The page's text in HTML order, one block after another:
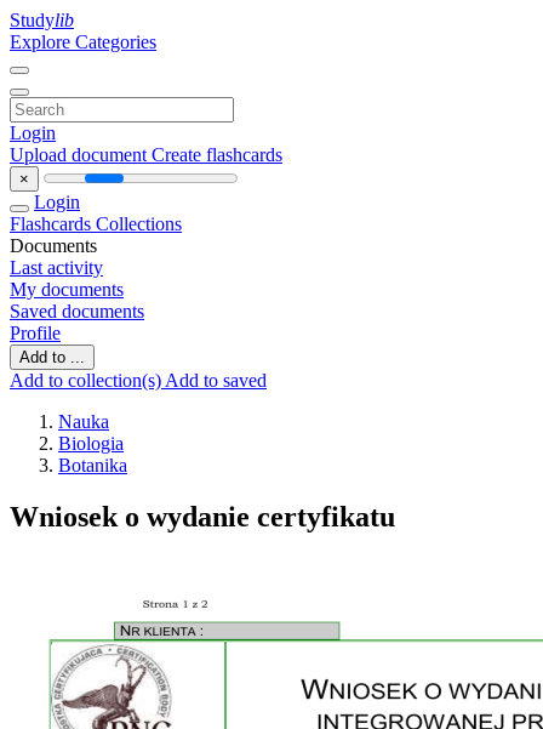
Studylib
Explore Categories
Login
Upload document Create flashcards
×
Login
Flashcards Collections
Documents
Last activity
My documents
Saved documents
Profile
Add to ...
Add to collection(s) Add to saved
Nauka
Biologia
Botanika
Wniosek o wydanie certyfikatu